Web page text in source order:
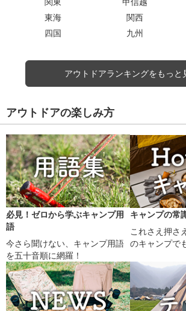
関東
甲信越
東海
関西
四国
九州
アウトドアランキングをもっと
アウトドアの楽しみ方
必見！ゼロから学ぶキャンプ用
語
今さら聞けない、キャンプ用語
を五十音順に網羅！
キャンプの常
これさえ押さ
のキャンプで